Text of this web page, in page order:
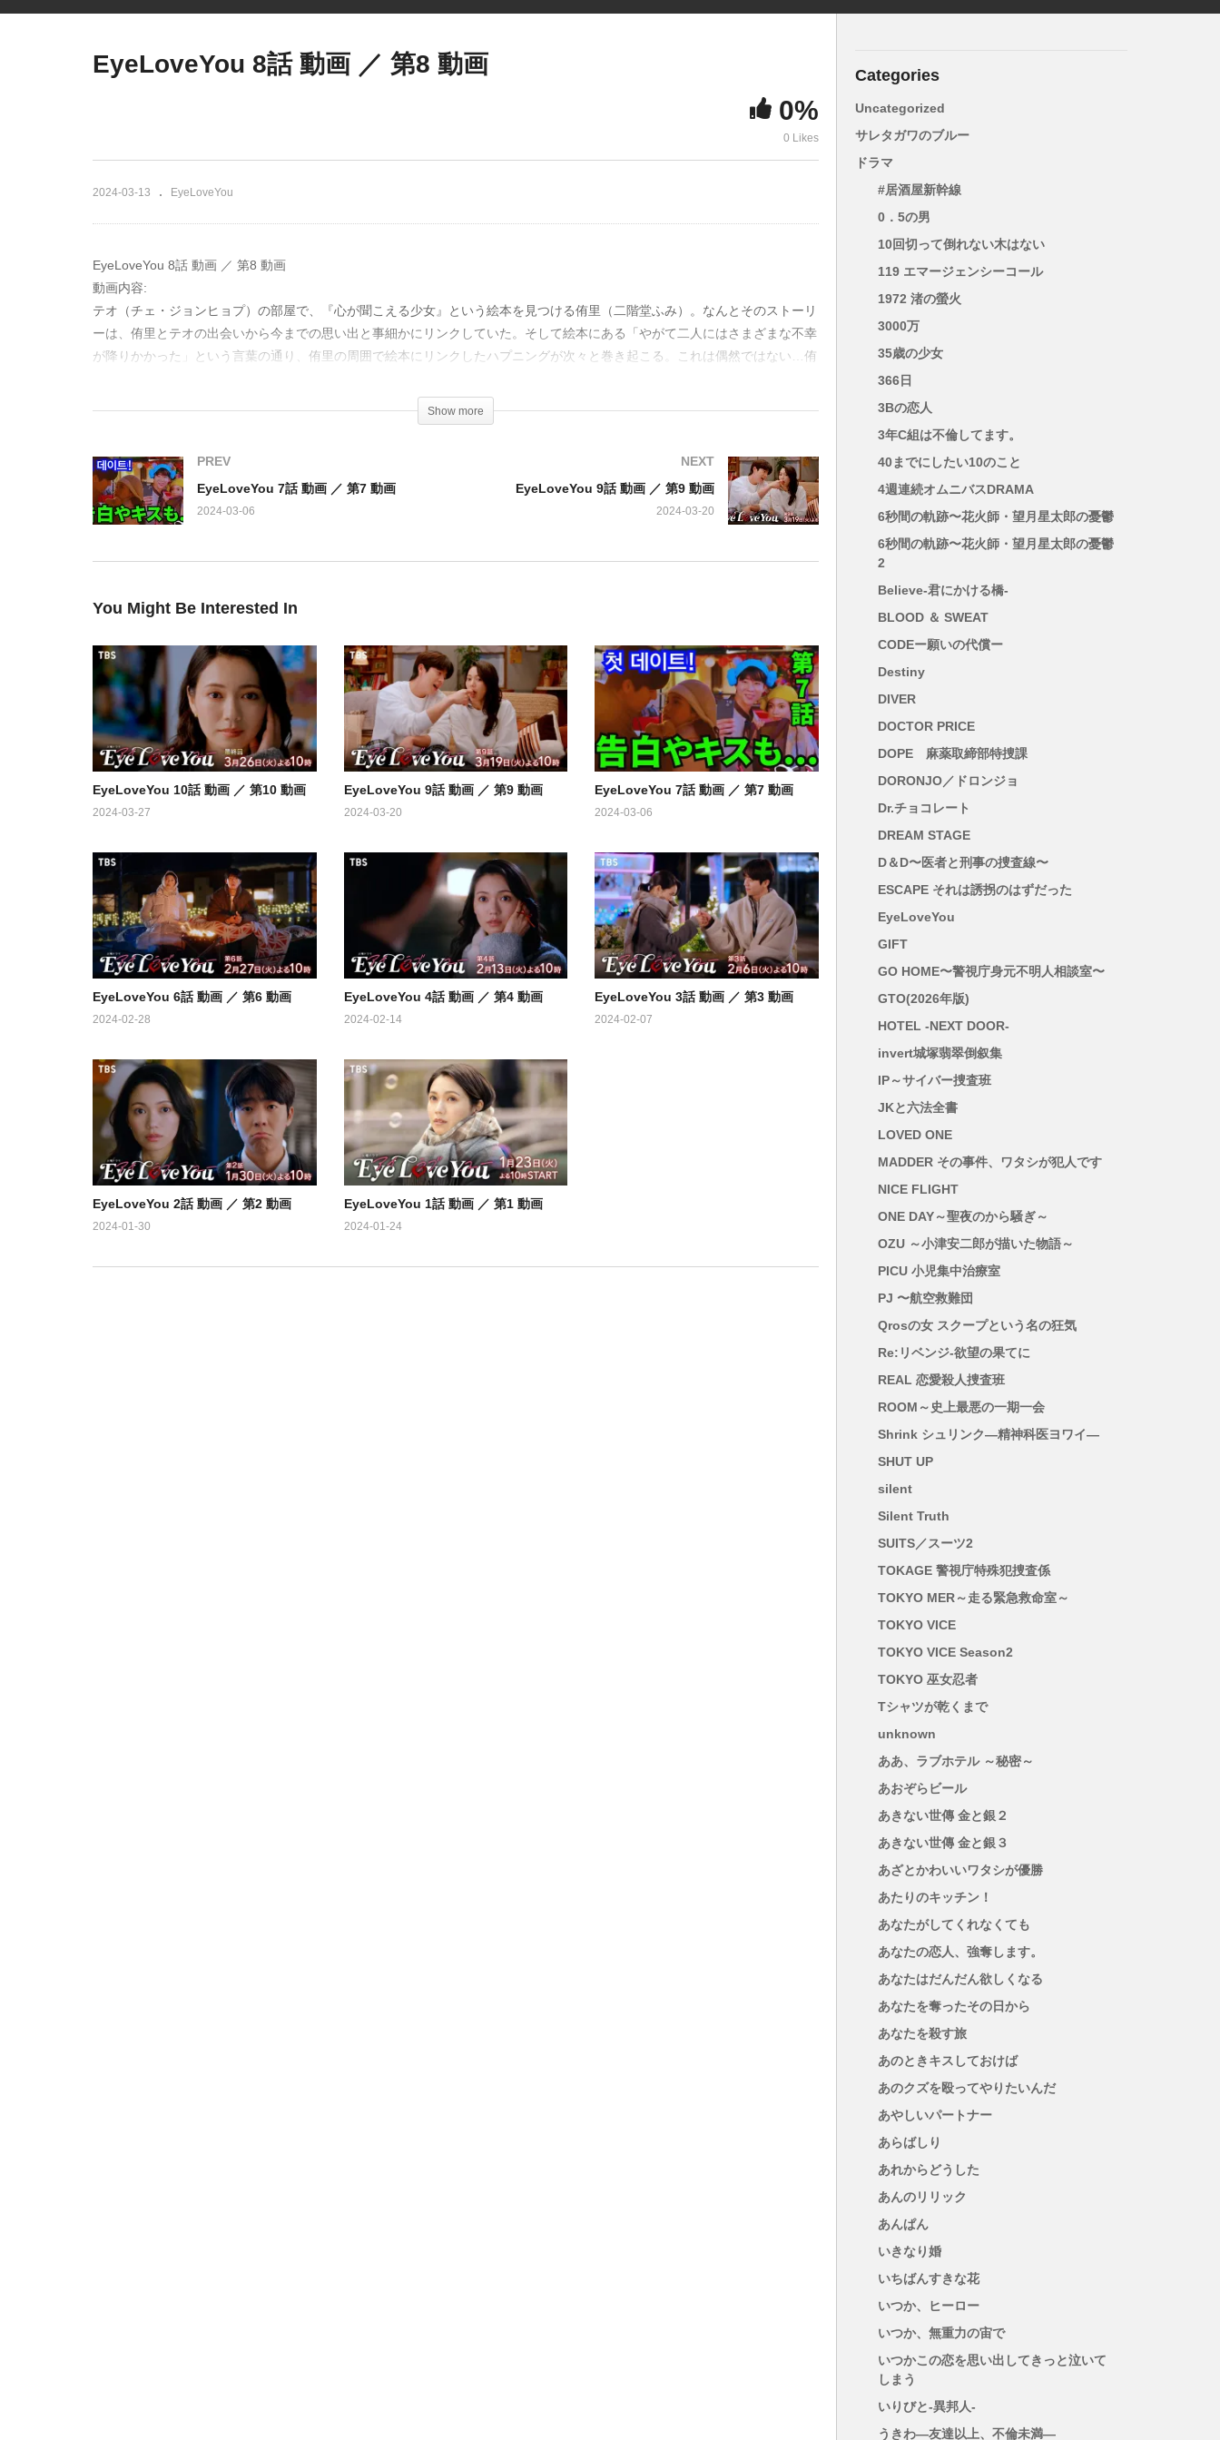
EyeLoveYou 8話 動画 ／ 第8 動画
0%
0 Likes
2024-03-13 EyeLoveYou
EyeLoveYou 8話 動画 ／ 第8 動画
動画内容:
テオ（チェ・ジョンヒョプ）の部屋で、『心が聞こえる少女』という絵本を見つける侑里（二階堂ふみ）。なんとそのストーリ
ーは、侑里とテオの出会いから今までの思い出と事細かにリンクしていた。そして絵本にある「やがて二人にはさまざまな不幸
が降りかかった」という言葉の通り、侑里の周囲で絵本にリンクしたハプニングが次々と巻き起こる。これは偶然ではない…侑
太
Show more
PREV
EyeLoveYou 7話 動画 ／ 第7 動画
2024-03-06
NEXT
EyeLoveYou 9話 動画 ／ 第9 動画
2024-03-20
You Might Be Interested In
EyeLoveYou 10話 動画 ／ 第10 動画
2024-03-27
EyeLoveYou 9話 動画 ／ 第9 動画
2024-03-20
EyeLoveYou 7話 動画 ／ 第7 動画
2024-03-06
EyeLoveYou 6話 動画 ／ 第6 動画
2024-02-28
EyeLoveYou 4話 動画 ／ 第4 動画
2024-02-14
EyeLoveYou 3話 動画 ／ 第3 動画
2024-02-07
EyeLoveYou 2話 動画 ／ 第2 動画
2024-01-30
EyeLoveYou 1話 動画 ／ 第1 動画
2024-01-24
Categories
Uncategorized
サレタガワのブルー
ドラマ
#居酒屋新幹線
0．5の男
10回切って倒れない木はない
119 エマージェンシーコール
1972 渚の螢火
3000万
35歳の少女
366日
3Bの恋人
3年C組は不倫してます。
40までにしたい10のこと
4週連続オムニバスDRAMA
6秒間の軌跡〜花火師・望月星太郎の憂鬱
6秒間の軌跡〜花火師・望月星太郎の憂鬱
2
Believe-君にかける橋-
BLOOD ＆ SWEAT
CODEー願いの代償ー
Destiny
DIVER
DOCTOR PRICE
DOPE 麻薬取締部特捜課
DORONJO／ドロンジョ
Dr.チョコレート
DREAM STAGE
D＆D〜医者と刑事の捜査線〜
ESCAPE それは誘拐のはずだった
EyeLoveYou
GIFT
GO HOME〜警視庁身元不明人相談室〜
GTO(2026年版)
HOTEL -NEXT DOOR-
invert城塚翡翠倒叙集
IP～サイバー捜査班
JKと六法全書
LOVED ONE
MADDER その事件、ワタシが犯人です
NICE FLIGHT
ONE DAY～聖夜のから騒ぎ～
OZU ～小津安二郎が描いた物語～
PICU 小児集中治療室
PJ 〜航空救難団
Qrosの女 スクープという名の狂気
Re:リベンジ-欲望の果てに
REAL 恋愛殺人捜査班
ROOM～史上最悪の一期一会
Shrink シュリンク―精神科医ヨワイ―
SHUT UP
silent
Silent Truth
SUITS／スーツ2
TOKAGE 警視庁特殊犯捜査係
TOKYO MER～走る緊急救命室～
TOKYO VICE
TOKYO VICE Season2
TOKYO 巫女忍者
Tシャツが乾くまで
unknown
ああ、ラブホテル ～秘密～
あおぞらビール
あきない世傳 金と銀２
あきない世傳 金と銀３
あざとかわいいワタシが優勝
あたりのキッチン！
あなたがしてくれなくても
あなたの恋人、強奪します。
あなたはだんだん欲しくなる
あなたを奪ったその日から
あなたを殺す旅
あのときキスしておけば
あのクズを殴ってやりたいんだ
あやしいパートナー
あらばしり
あれからどうした
あんのリリック
あんぱん
いきなり婚
いちばんすきな花
いつか、ヒーロー
いつか、無重力の宙で
いつかこの恋を思い出してきっと泣いて
しまう
いりびと-異邦人-
うきわ―友達以上、不倫未満―